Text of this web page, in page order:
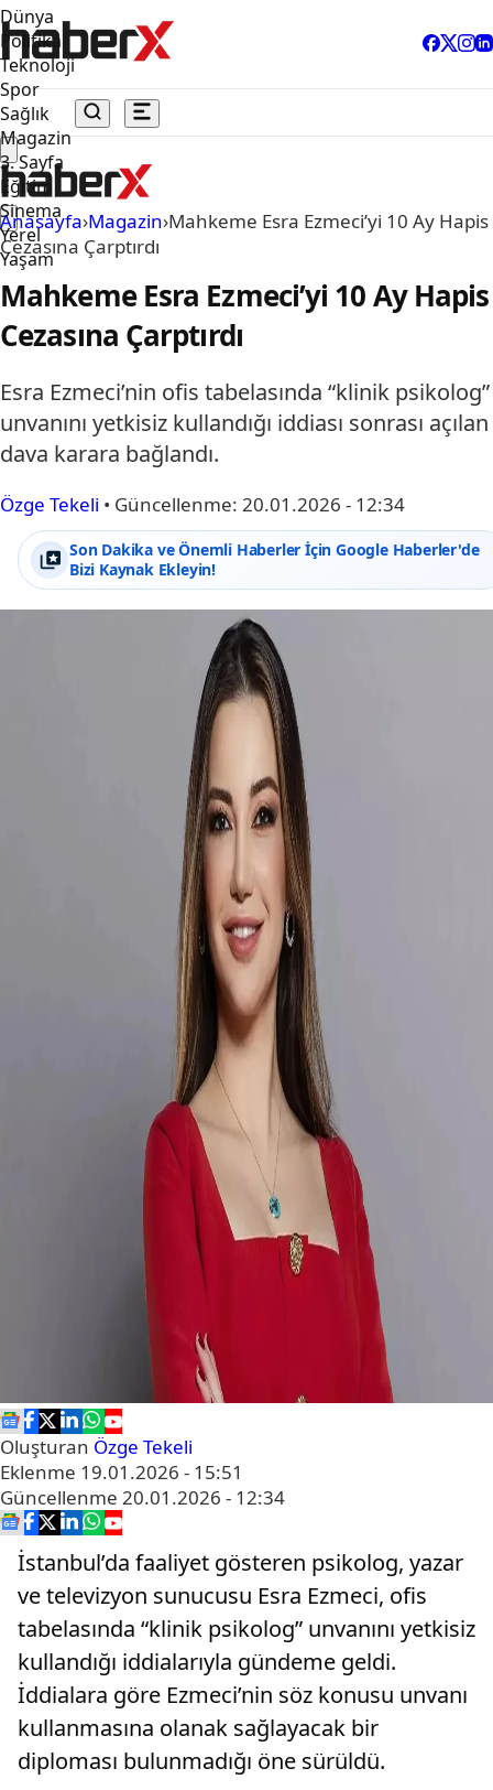
Dünya
Politika
Teknoloji
Spor
Sağlık
Magazin
3. Sayfa
Eğitim
Sinema
Yerel
Yaşam
Anasayfa›Magazin›Mahkeme Esra Ezmeci’yi 10 Ay Hapis
Cezasına Çarptırdı
Mahkeme Esra Ezmeci’yi 10 Ay Hapis
Cezasına Çarptırdı
Esra Ezmeci’nin ofis tabelasında “klinik psikolog”
unvanını yetkisiz kullandığı iddiası sonrası açılan
dava karara bağlandı.
Özge Tekeli • Güncellenme: 20.01.2026 - 12:34
Son Dakika ve Önemli Haberler İçin Google Haberler'de
Bizi Kaynak Ekleyin!
Oluşturan Özge Tekeli
Eklenme 19.01.2026 - 15:51
Güncellenme 20.01.2026 - 12:34
İstanbul’da faaliyet gösteren psikolog, yazar
ve televizyon sunucusu Esra Ezmeci, ofis
tabelasında “klinik psikolog” unvanını yetkisiz
kullandığı iddialarıyla gündeme geldi.
İddialara göre Ezmeci’nin söz konusu unvanı
kullanmasına olanak sağlayacak bir
diploması bulunmadığı öne sürüldü.